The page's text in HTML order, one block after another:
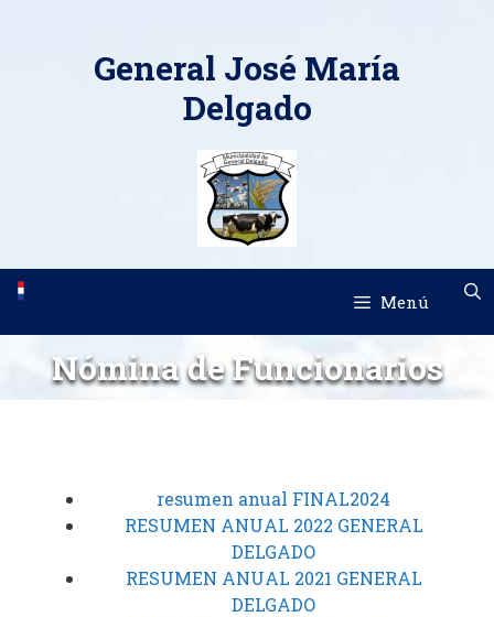
contenido
General José María
Delgado
Menú
Nómina de Funcionarios
resumen anual FINAL2024
RESUMEN ANUAL 2022 GENERAL
DELGADO
RESUMEN ANUAL 2021 GENERAL
DELGADO